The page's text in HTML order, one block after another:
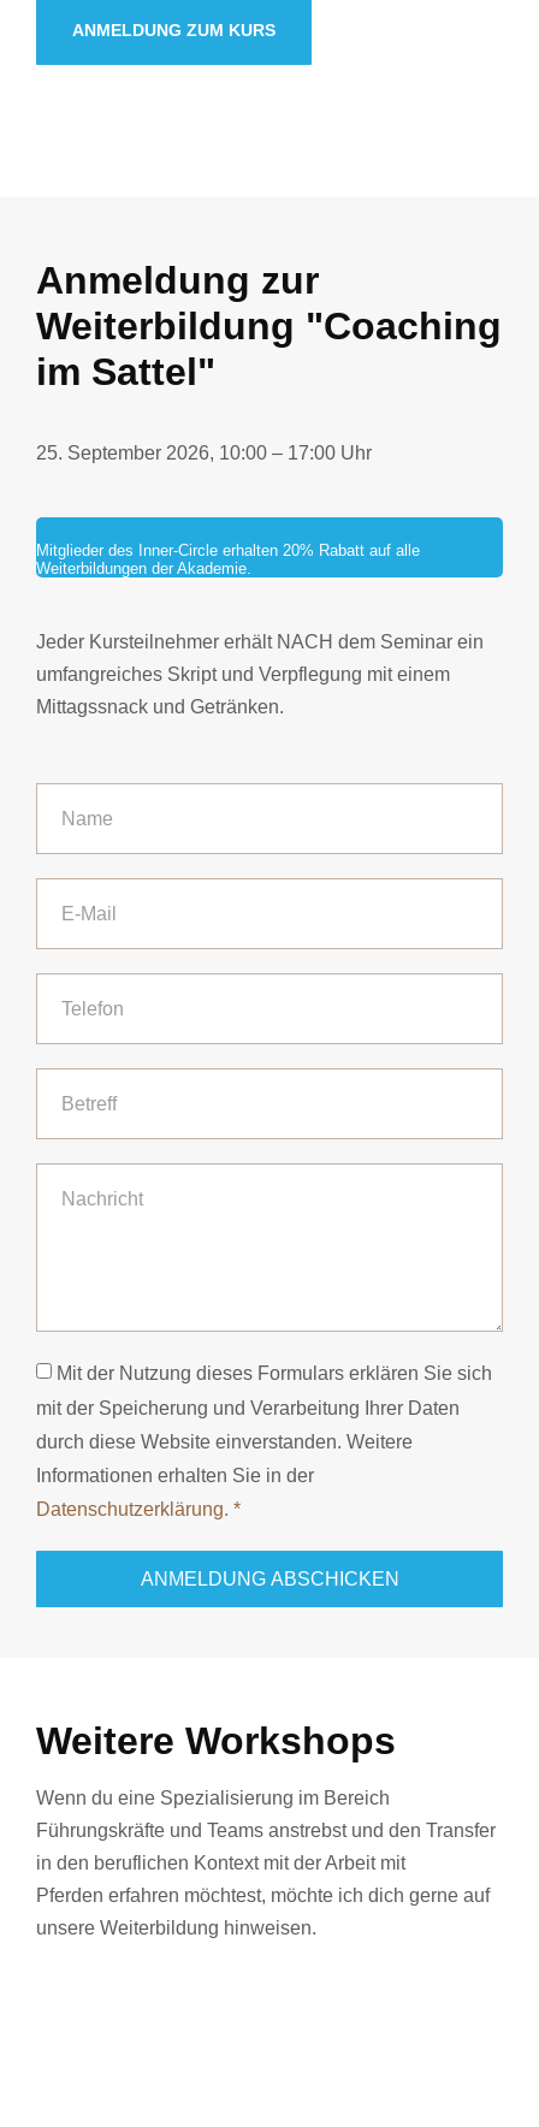
ANMELDUNG ZUM KURS
Anmeldung zur
Weiterbildung "Coaching
im Sattel"
25. September 2026, 10:00 – 17:00 Uhr
Mitglieder des Inner-Circle erhalten 20% Rabatt auf alle
Weiterbildungen der Akademie.
Jeder Kursteilnehmer erhält NACH dem Seminar ein
umfangreiches Skript und Verpflegung mit einem
Mittagssnack und Getränken.
Mit der Nutzung dieses Formulars erklären Sie sich
mit der Speicherung und Verarbeitung Ihrer Daten
durch diese Website einverstanden. Weitere
Informationen erhalten Sie in der
Datenschutzerklärung. *
ANMELDUNG ABSCHICKEN
Weitere Workshops
Wenn du eine Spezialisierung im Bereich
Führungskräfte und Teams anstrebst und den Transfer
in den beruflichen Kontext mit der Arbeit mit
Pferden erfahren möchtest, möchte ich dich gerne auf
unsere Weiterbildung hinweisen.